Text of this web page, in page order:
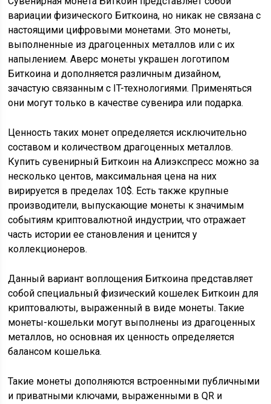
вариации физического Биткоина, но никак не связана с
настоящими цифровыми монетами. Это монеты,
выполненные из драгоценных металлов или с их
напылением. Аверс монеты украшен логотипом
Биткоина и дополняется различным дизайном,
зачастую связанным с IT-технологиями. Применяться
они могут только в качестве сувенира или подарка.
Ценность таких монет определяется исключительно
составом и количеством драгоценных металлов.
Купить сувенирный Биткоин на Алиэкспресс можно за
несколько центов, максимальная цена на них
вирируется в пределах 10$. Есть также крупные
производители, выпускающие монеты к значимым
событиям криптовалютной индустрии, что отражает
часть истории ее становления и ценится у
коллекционеров.
Данный вариант воплощения Биткоина представляет
собой специальный физический кошелек Биткоин для
криптовалюты, выраженный в виде монеты. Такие
монеты-кошельки могут выполнены из драгоценных
металлов, но основная их ценность определяется
балансом кошелька.
Такие монеты дополняются встроенными публичными
и приватными ключами, выраженными в QR и